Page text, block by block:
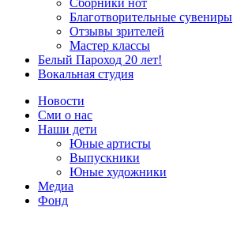
Благотворительные сувениры
Отзывы зрителей
Мастер классы
Белый Пароход 20 лет!
Вокальная студия
Новости
Сми о нас
Наши дети
Юные артисты
Выпускники
Юные художники
Медиа
Фонд